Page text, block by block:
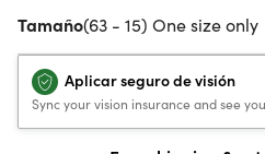
Tamaño(63 - 15) One size only
Aplicar seguro de visión
Sync your vision insurance and see